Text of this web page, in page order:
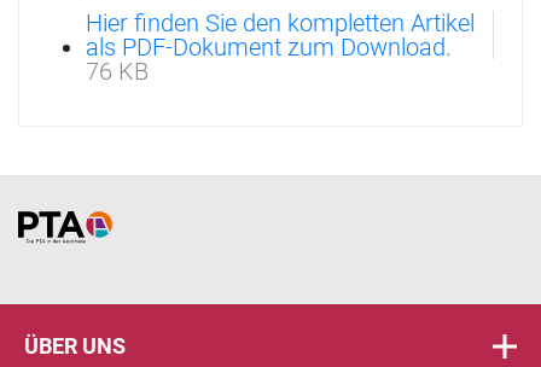
Hier finden Sie den kompletten Artikel
als PDF-Dokument zum Download.
76 KB
Home
ÜBER UNS